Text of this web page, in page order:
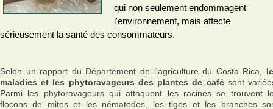
qui non seulement endommagent
l'environnement, mais affecte
sérieusement la santé des consommateurs.
Selon un rapport du Département de l'agriculture du Costa Rica,
maladies et les phytoravageurs des plantes de cafésont
Parmi les phytoravageurs qui attaquent les racines se trouvent
flocons de mites et les nématodes, les tiges et les branches